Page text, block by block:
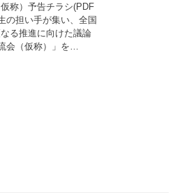
称）予告チラシ(PDF
の担い手が集い、全国
る推進に向けた議論
会（仮称）」を…